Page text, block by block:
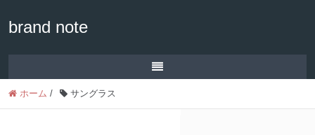
brand note
ホーム / サングラス